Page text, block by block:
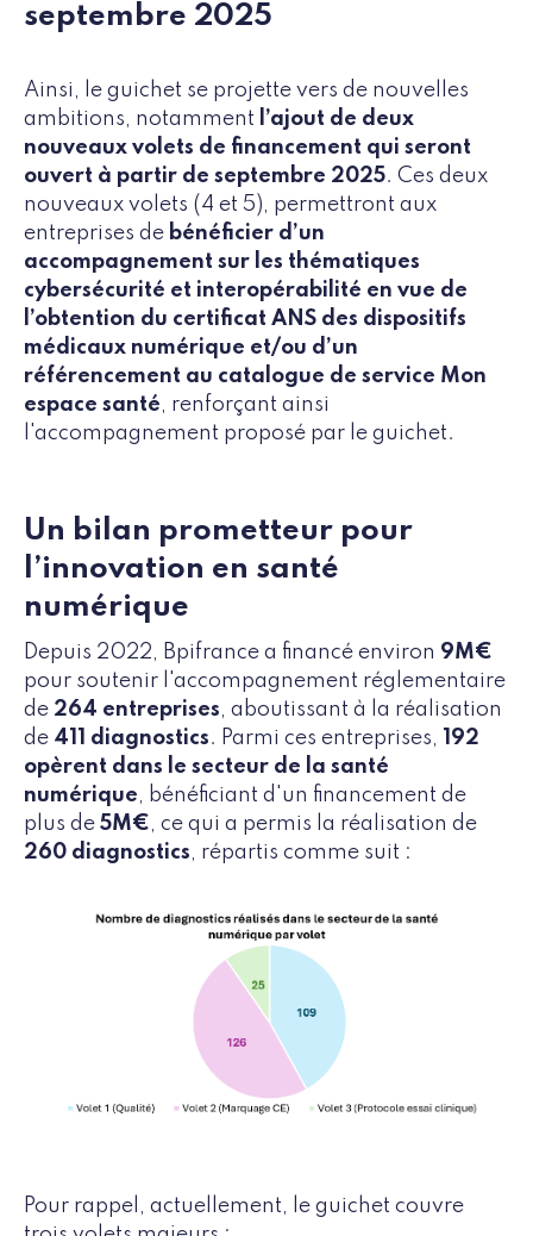
septembre 2025
Ainsi, le guichet se projette vers de nouvelles
ambitions, notamment
l’ajout de deux
nouveaux volets de financement qui seront
ouvert à partir de septembre 2025. Ces deux
nouveaux volets (4 et 5), permettront aux
entreprises de bénéficier d’un
accompagnement sur les thématiques
cybersécurité et interopérabilité en vue de
l’obtention du certificat ANS des dispositifs
médicaux numérique et/ou d’un
référencement au catalogue de service Mon
espace santé, renforçant ainsi
l'accompagnement proposé par le guichet.
Un bilan prometteur pour
l’innovation en santé
numérique
Depuis 2022, Bpifrance a financé environ 9M€
pour soutenir l'accompagnement réglementaire
de 264 entreprises, aboutissant à la réalisation
de 411 diagnostics. Parmi ces entreprises, 192
opèrent dans le secteur de la santé
numérique, bénéficiant d'un financement de
plus de 5M€, ce qui a permis la réalisation de
260 diagnostics, répartis comme suit :
Pour rappel, actuellement, le guichet couvre